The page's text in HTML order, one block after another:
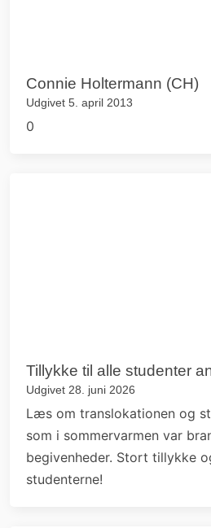
Connie Holtermann (CH)
Udgivet 5. april 2013
0
Tillykke til alle studenter
Udgivet 28. juni 2026
Læs om translokationen og
som i sommervarmen var
begivenheder. Stort tillykke
studenterne!